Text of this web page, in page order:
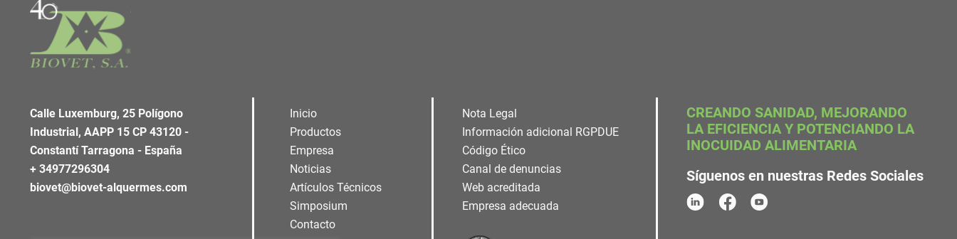
Calle Luxemburg, 25 Polígono
Industrial, AAPP 15 CP 43120 -
Constantí Tarragona - España
+ 34977296304
biovet@biovet-alquermes.com
Inicio
Productos
Empresa
Noticias
Artículos Técnicos
Simposium
Contacto
Nota Legal
Información adicional RGPDUE
Código Ético
Canal de denuncias
Web acreditada
Empresa adecuada
CREANDO SANIDAD, MEJORANDO
LA EFICIENCIA Y POTENCIANDO LA
INOCUIDAD ALIMENTARIA
Síguenos en nuestras Redes Sociales